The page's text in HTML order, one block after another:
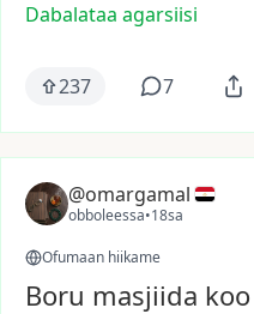
Dabalataa agarsiisi
237 7
@omargamal
obboleessa•18sa
Ofumaan hiikame
Boru masjiida